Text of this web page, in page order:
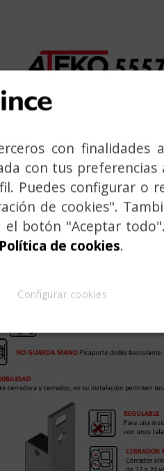
con finalidades
con tus preferencias
Puedes configurar o
de cookies".
botón "Aceptar
Política de cookies.
Configurar cookies